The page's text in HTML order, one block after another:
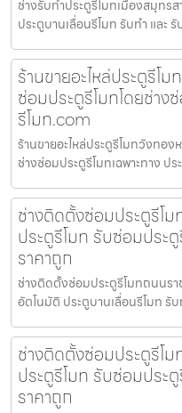
ช่างรับทำประตูรีโมทเมืองสมุทร
ประตูบานเลื่อนรีโมท รับทำ และ
ร้านขายอะไหล่ประตูรีโ
ซ่อมประตูรีโมทโดยช่าง
รีโมท.com
ร้านขายอะไหล่ประตูรีโมทวังทอ
ช่างซ่อมประตูรีโมทเฉพาะทาง
ช่างติดตั้งซ่อมประตูรีโ
ประตูรีโมท รับซ่อมประ
ราคาถูก
ช่างติดตั้งซ่อมประตูรีโมทถนนร
อัตโนมัติ ประตูบานเลื่อนรีโมท รั
ช่างติดตั้งซ่อมประตูรีโ
ประตูรีโมท รับซ่อมประ
ราคาถูก